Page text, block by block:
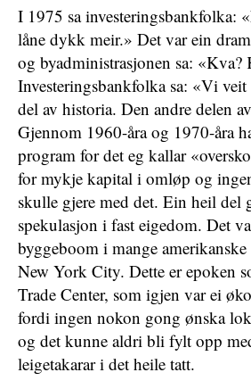
I 1975 sa
låne dykk meir.» Det var ein
og byadministrasjonen sa: «Kva?
Investeringsbankfolka sa: «Vi
del av historia. Den andre delen
Gjennom 1960-åra og 1970-åra
program for det eg kallar
for mykje kapital i omløp og
skulle gjere med det. Ein heil del
spekulasjon i fast eigedom. Det
byggeboom i mange
New York City. Dette er epoken
Trade Center, som igjen var ei
fordi ingen nokon gong ønska
og det kunne aldri bli fylt opp
leigetakarar i det heile tatt.